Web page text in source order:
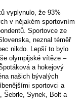
vyplynulo, že 93%
v nějakém sportovním
Sportovce ze
neznal téměř
nikdo. Lepší to bylo
olympijské vítěze –
a hokejový
našich bývalých
sportovci a
Šebrle, Synek, Bolt a